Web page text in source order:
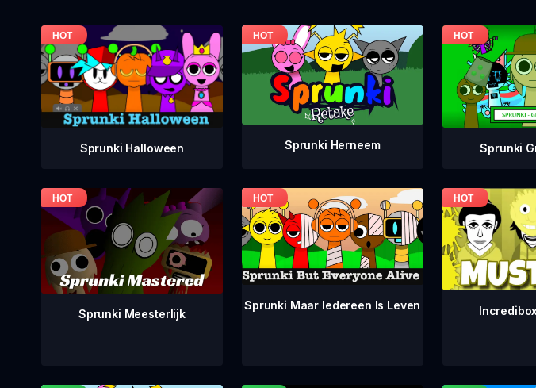
Sprunki Halloween Sprunki Herneem Sprunki
Sprunki Meesterlijk
Sprunki Maar Iedereen Is Leven